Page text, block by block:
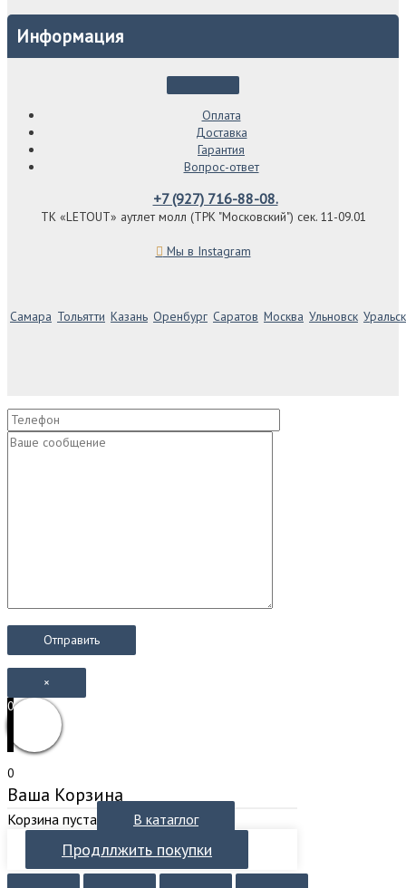
Информация
Оплата
Доставка
Гарантия
Вопрос-ответ
+7 (927) 716-88-08.
ТК «LETOUT» аутлет молл (ТРК "Московский") сек. 11-09.01
Мы в Instagram
Самара Тольятти Казань Оренбург Саратов Москва Ульновск Уральск
×
0
0
Ваша Корзина
Корзина пуста В катаглог
Продллжить покупки